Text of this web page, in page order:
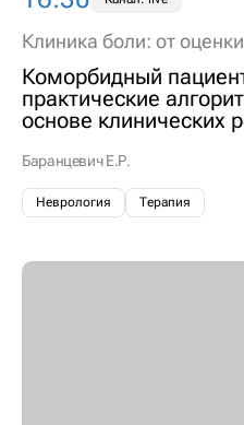
Клиника боли: от
Коморбидный
практические
основе клинических
Баранцевич Е.Р.
Неврология Терапия